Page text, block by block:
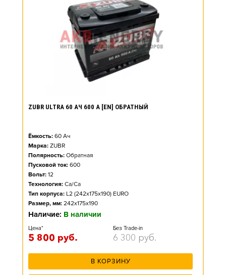
ZUBR ULTRA 60 АЧ 600 А [EN] ОБРАТНЫЙ
Ёмкость: 60 Ач
Марка: ZUBR
Полярность: Обратная
Пусковой ток: 600
Вольт: 12
Технология: Ca/Ca
Тип корпуса: L2 (242x175x190) EURO
Размер, мм: 242x175x190
Наличие: В наличии
Цена*
5 800 руб.
Без Trade-in
6 300 руб.
В КОРЗИНУ